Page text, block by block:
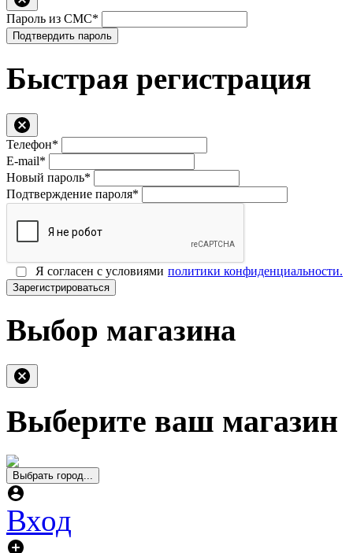
Пароль из СМС*
Подтвердить пароль
Быстрая регистрация
Телефон*
E-mail*
Новый пароль*
Подтверждение пароля*
Я согласен с условиями политики конфиденциальности.
Зарегистрироваться
Выбор магазина
Выберите ваш магазин
Выбрать город...
Вход